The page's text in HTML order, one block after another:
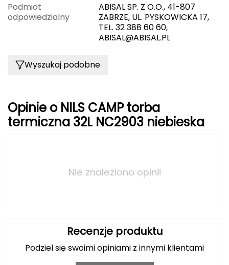
GIVOVA
Gear Aid
Giant Dragon
Podmiot
odpowiedzialny
ABISAL SP. Z O.O., 41-807
ZABRZE, UL. PYSKOWICKA 17,
TEL. 32 388 60 60,
ABISAL@ABISAL.PL
Wyszukaj podobne
Opinie o NILS CAMP torba
termiczna 32L NC2903 niebieska
Nie znaleziono opinii
Recenzje produktu
Podziel się swoimi opiniami z innymi klientami